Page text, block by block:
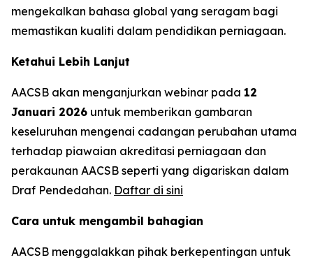
mengekalkan bahasa global yang seragam bagi
memastikan kualiti dalam pendidikan perniagaan.
Ketahui Lebih Lanjut
AACSB akan menganjurkan webinar pada 12
Januari 2026 untuk memberikan gambaran
keseluruhan mengenai cadangan perubahan utama
terhadap piawaian akreditasi perniagaan dan
perakaunan AACSB seperti yang digariskan dalam
Draf Pendedahan. Daftar di sini
Cara untuk mengambil bahagian
AACSB menggalakkan pihak berkepentingan untuk